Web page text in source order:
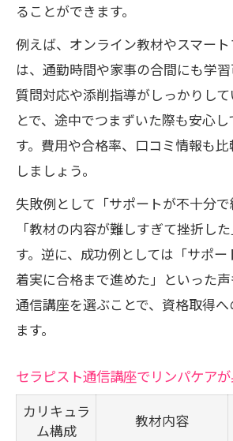
ることができます。
例えば、オンライン教材やスマー
は、通勤時間や家事の合間にも学習
質問対応や添削指導がしっかりし
とで、途中でつまずいた際も安心
す。費用や合格率、口コミ情報も
しましょう。
失敗例として「サポートが不十分で
「教材の内容が難しすぎて挫折し
す。逆に、成功例としては「サポー
着実に合格まで進めた」といった
通信講座を選ぶことで、資格取得
ます。
セラピスト通信講座でリンパケア
カリキュラ
ム構成
教材内容